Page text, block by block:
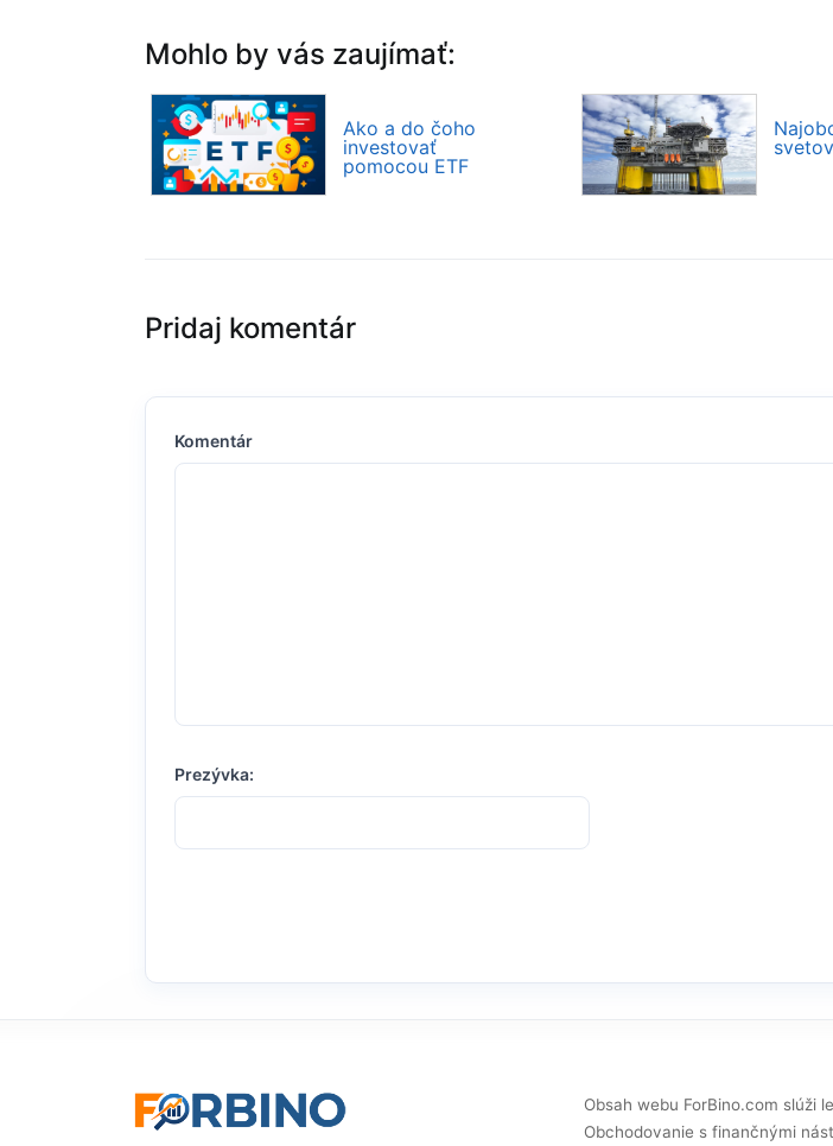
Mohlo by vás zaujímať:
Ako a do čoho
investovať
pomocou ETF
Pridaj komentár
Komentár
Prezývka:
Obsah webu ForBino.com slúži
Obchodovanie s finančnými